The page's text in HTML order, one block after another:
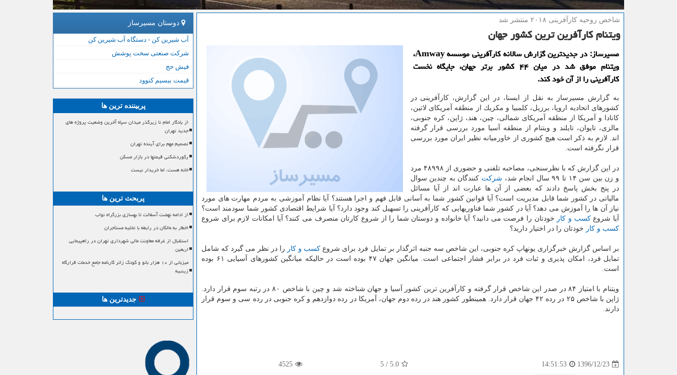
شاخص روحیه كارآفرینی ۲۰۱۸ منتشر شد
ویتنام كارآفرین ترین كشور جهان
مسیرساز: در جدیدترین گزارش سالانه كارآفرینی موسسه Amway،
ویتنام موفق شد در میان ۴۴ كشور برتر جهان، جایگاه نخست
كارآفرینی را از آن خود كند.
به گزارش مسیرساز به نقل از ایسنا، در این گزارش، كارآفرینی در
كشورهای اتحادیه اروپا، برزیل، كلمبیا و مكزیك از منطقه آمریكای لاتین،
كانادا و آمریكا از منطقه آمریكای شمالی، چین، هند، ژاپن، كره جنوبی،
مالزی، تایوان، تایلند و ویتنام از منطقه آسیا مورد بررسی قرار گرفته
اند. لازم به ذكر است هیچ كشوری از خاورمیانه نظیر ایران مورد بررسی
قرار نگرفته است.
در این گزارش كه با نظرسنجی، مصاحبه تلفنی و حضوری از ۴۸۹۹۸ مرد
و زن بین سن ۱۴ تا ۹۹ سال انجام شد،
شركت كنندگان به چندین سوال
در پنج بخش پاسخ دادند كه بعضی از آن ها عبارت اند از آیا مسائل
مالیاتی در كشور شما قابل مدیریت است؟ آیا قوانین كشور شما به آسانی قابل فهم و اجرا هستند؟ آیا نظام آموزشی به مردم مهارت های مورد
نیاز آن ها را آموزش می دهد؟ آیا در كشور شما فناوریهایی كه كارآفرینی را تسهیل كند وجود دارد؟ آیا شرایط اقتصادی كشور شما سودمند است؟
آیا شروعكسب و كار خودتان را فرصت می دانید؟ آیا خانواده و دوستان شما را از شروع كارتان منصرف می كنند؟ آیا امكانات لازم برای شروع
كسب و كار خودتان را در اختیار دارید؟
بر اساس گزارش خبرگزاری یونهاپ كره جنوبی، این شاخص سه جنبه اثرگذار بر تمایل فرد برای شروع كسب و كار را در نظر می گیرد كه شامل
تمایل فرد، امكان پذیری و ثبات فرد در برابر فشار اجتماعی است. میانگین جهان ۴۷ بوده است در حالیكه میانگین كشورهای آسیایی ۶۱ بوده
است.
ویتنام با امتیاز ۸۴ در صدر این شاخص قرار گرفته و كارآفرین ترین كشور آسیا و جهان شناخته شد و چین با شاخص ۸۰ در رتبه سوم قرار دارد.
ژاپن با شاخص ۲۵ در رده ۴۲ جهان قرار دارد. همینطور كشور هند در رده دوم جهان، آمریكا در رده دوازدهم و كره جنوبی در رده سی و سوم قرار
دارند.
1396/12/23
14:51:53
5.0
/
5
4525
دوستان مسیرساز
آب شیرین کن - دستگاه آب شیرین کن
شرکت صنعتی سخت پوشش
فیش حج
قیمت بیسیم کنوود
پربیننده ترین ها
از یادگار امام تا زیرگذر میدان سپاه آخرین وضعیت پروژه های
جدید تهران
تصمیم مهم برای آینده تهران
رکوردشکنی قیمتها در بازار مسکن
خانه هست، اما خریدار نیست
پربحث ترین ها
از ادامه نهضت آسفالت تا بهسازی بزرگراه نواب
اخطار به مالکان در رابطه با تخلیه مستأجران
استقبال از غرفه معاونت مالی شهرداری تهران در راهپیمایی
اربعین
میزبانی از ۱۰ هزار بانو و کودک زائر کارنامه جامع خدمات قرارگاه
زینبیه
جدیدترین ها